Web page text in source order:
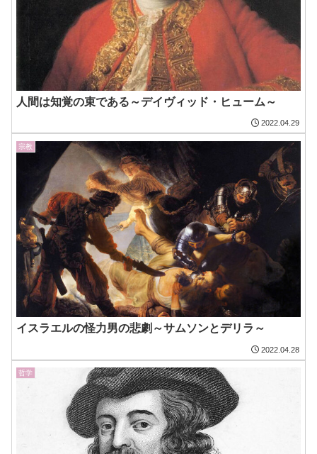
人間は知覚の束である～デイヴィッド・ヒューム～
2022.04.29
宗教
イスラエルの怪力男の悲劇～サムソンとデリラ～
2022.04.28
哲学